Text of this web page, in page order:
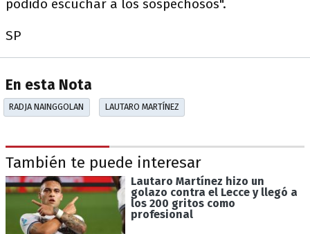
podido escuchar a los sospechosos".
SP
En esta Nota
RADJA NAINGGOLAN LAUTARO MARTÍNEZ
También te puede interesar
Lautaro Martínez hizo un
golazo contra el Lecce y llegó a
los 200 gritos como
profesional